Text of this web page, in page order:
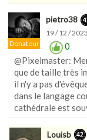
Donateur
pietro38
19 / 12 /
0
@Pixelmaster:
que de taille très
il n'y a pas
dans le langage
cathédrale est
Louisb